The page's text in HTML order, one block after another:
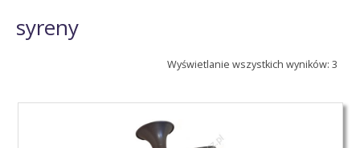
syreny
Wyświetlanie wszystkich wyników: 3